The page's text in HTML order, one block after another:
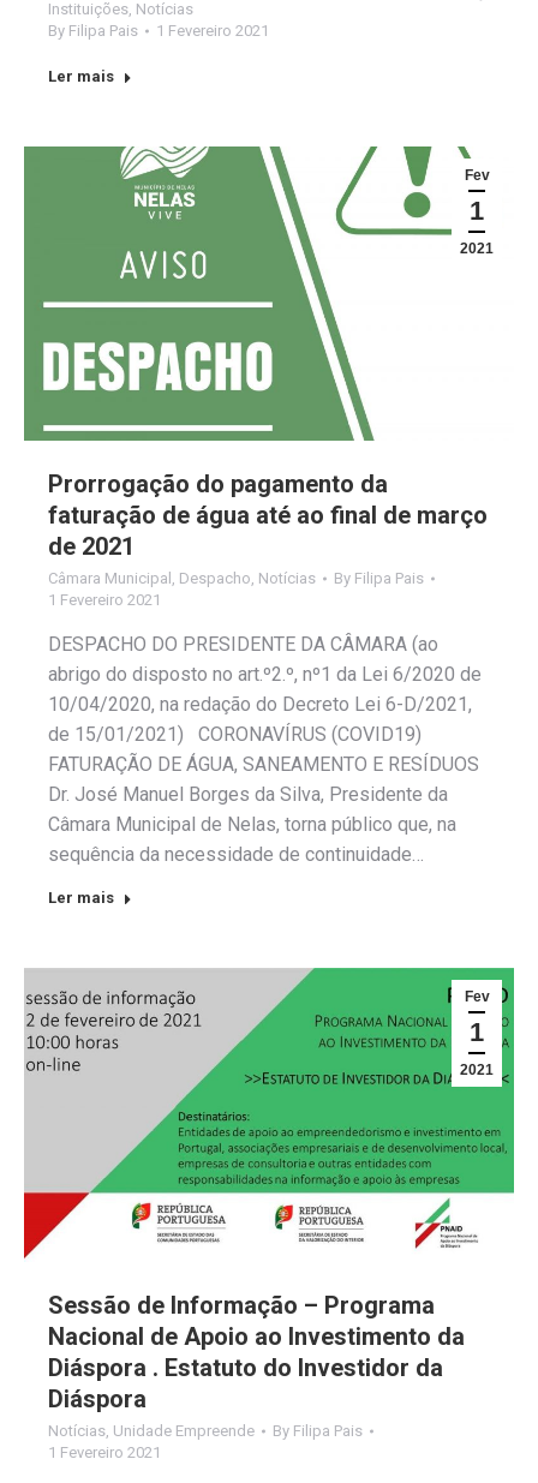
Instituições, Notícias
By Filipa Pais 1 Fevereiro 2021
Ler mais
Fev
1
2021
Prorrogação do pagamento da
faturação de água até ao final de março
de 2021
Câmara Municipal Despacho Notícias By Filipa Pais
1 Fevereiro 2021
DESPACHO DO PRESIDENTE DA CÂMARA (ao
abrigo do disposto no art.º2.º, nº1 da Lei 6/2020 de
10/04/2020, na redação do Decreto Lei 6-D/2021,
de 15/01/2021) CORONAVÍRUS (COVID19)
FATURAÇÃO DE ÁGUA, SANEAMENTO E RESÍDUOS
Dr. José Manuel Borges da Silva, Presidente da
Câmara Municipal de Nelas, torna público que, na
sequência da necessidade de continuidade…
Ler mais
Fev
1
2021
Sessão de Informação – Programa
Nacional de Apoio ao Investimento da
Diáspora . Estatuto do Investidor da
Diáspora
Notícias Unidade Empreende By Filipa Pais
1 Fevereiro 2021